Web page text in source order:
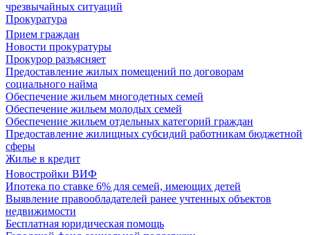
чрезвычайных ситуаций
Прокуратура
Прием граждан
Новости прокуратуры
Прокурор разъясняет
Предоставление жилых помещений по договорам
социального найма
Обеспечение жильем многодетных семей
Обеспечение жильем молодых семей
Обеспечение жильем отдельных категорий граждан
Предоставление жилищных субсидий работникам бюджетной
сферы
Жилье в кредит
Новостройки ВИФ
Ипотека по ставке 6% для семей, имеющих детей
Выявление правообладателей ранее учтенных объектов
недвижимости
Бесплатная юридическая помощь